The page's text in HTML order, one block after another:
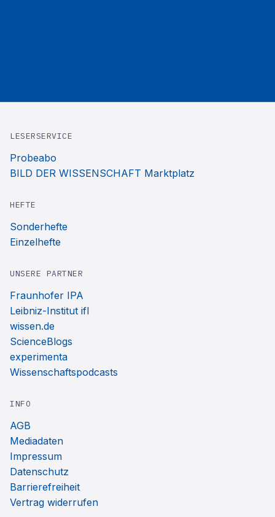
LESERSERVICE
Probeabo
BILD DER WISSENSCHAFT Marktplatz
HEFTE
Sonderhefte
Einzelhefte
UNSERE PARTNER
Fraunhofer IPA
Leibniz-Institut ifl
wissen.de
ScienceBlogs
experimenta
Wissenschaftspodcasts
INFO
AGB
Mediadaten
Impressum
Datenschutz
Barrierefreiheit
Vertrag widerrufen